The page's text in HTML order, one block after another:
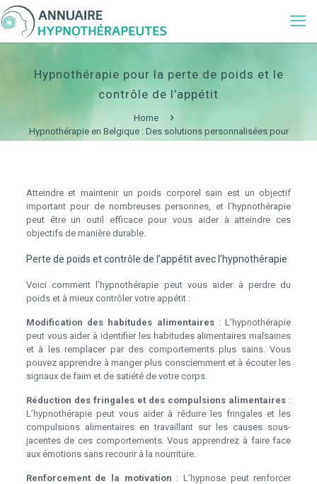
Hypnothérapie pour la perte de poids et le
contrôle de l’appétit
Home
Hypnothérapie en Belgique : Des solutions personnalisées pour
Atteindre et maintenir un poids corporel sain est un objectif
important pour de nombreuses personnes, et l’hypnothérapie
peut être un outil efficace pour vous aider à atteindre ces
objectifs de manière durable.
Perte de poids et contrôle de l’appétit avec l’hypnothérapie
Voici comment l’hypnothérapie peut vous aider à perdre du
poids et à mieux contrôler votre appétit :
Modification des habitudes alimentaires: L’hypnothérapie
peut vous aider à identifier les habitudes alimentaires malsaines
et à les remplacer par des comportements plus sains. Vous
pouvez apprendre à manger plus consciemment et à écouter les
signaux de faim et de satiété de votre corps.
Réduction des fringales et des compulsions alimentaires :
L’hypnothérapie peut vous aider à réduire les fringales et les
compulsions alimentaires en travaillant sur les causes sous-
jacentes de ces comportements. Vous apprendrez à faire face
aux émotions sans recourir à la nourriture.
Renforcement de la motivation : L’hypnose peut renforcer